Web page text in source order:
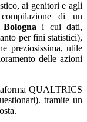
ai genitori e agli
di un
i cui dati,
per fini statistici),
preziosissima, utile
delle azioni
QUALTRICS
tramite un